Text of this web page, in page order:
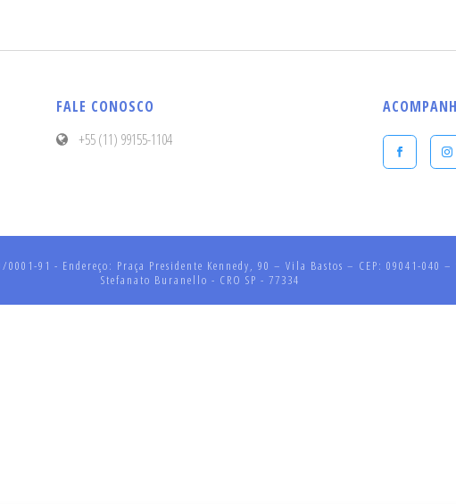
FALE CONOSCO
+55 (11) 99155-1104
0001-91 - Endereço: Praça Presidente Kennedy, 90 – Vila Bastos – CEP: 09041-040
Stefanato Buranello - CRO SP - 77334